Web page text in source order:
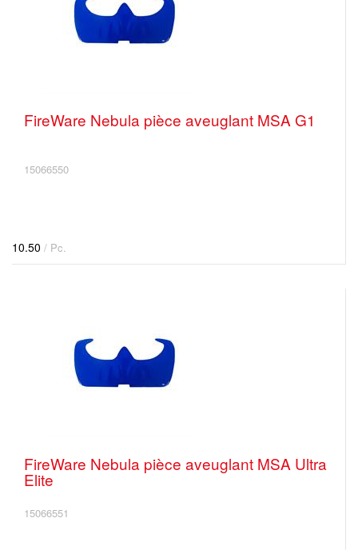
FireWare Nebula pièce aveuglant MSA G1
15066550
10.50 / Pc.
FireWare Nebula pièce aveuglant MSA Ultra
Elite
15066551